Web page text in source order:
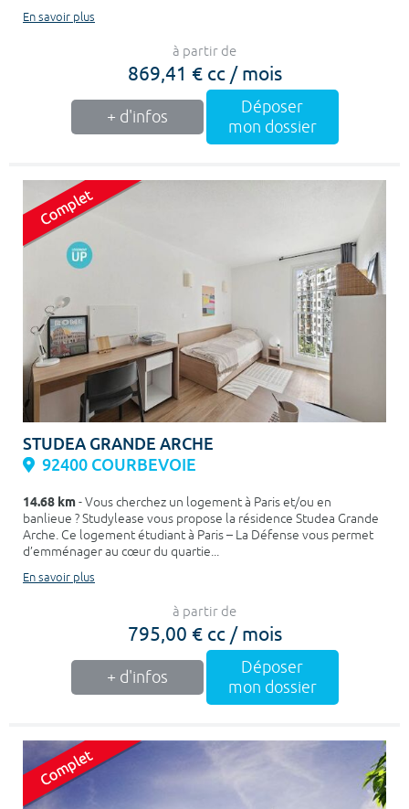
En savoir plus
à partir de
869,41 € cc / mois
+ d'infos
Déposer
mon dossier
STUDEA GRANDE ARCHE
92400 COURBEVOIE
14.68 km- Vous cherchez un logement à Paris et/ou en
banlieue ? Studylease vous propose la résidence Studea Grande
Arche. Ce logement étudiant à Paris – La Défense vous permet
d’emménager au cœur du quartie...
En savoir plus
à partir de
795,00 € cc / mois
+ d'infos
Déposer
mon dossier